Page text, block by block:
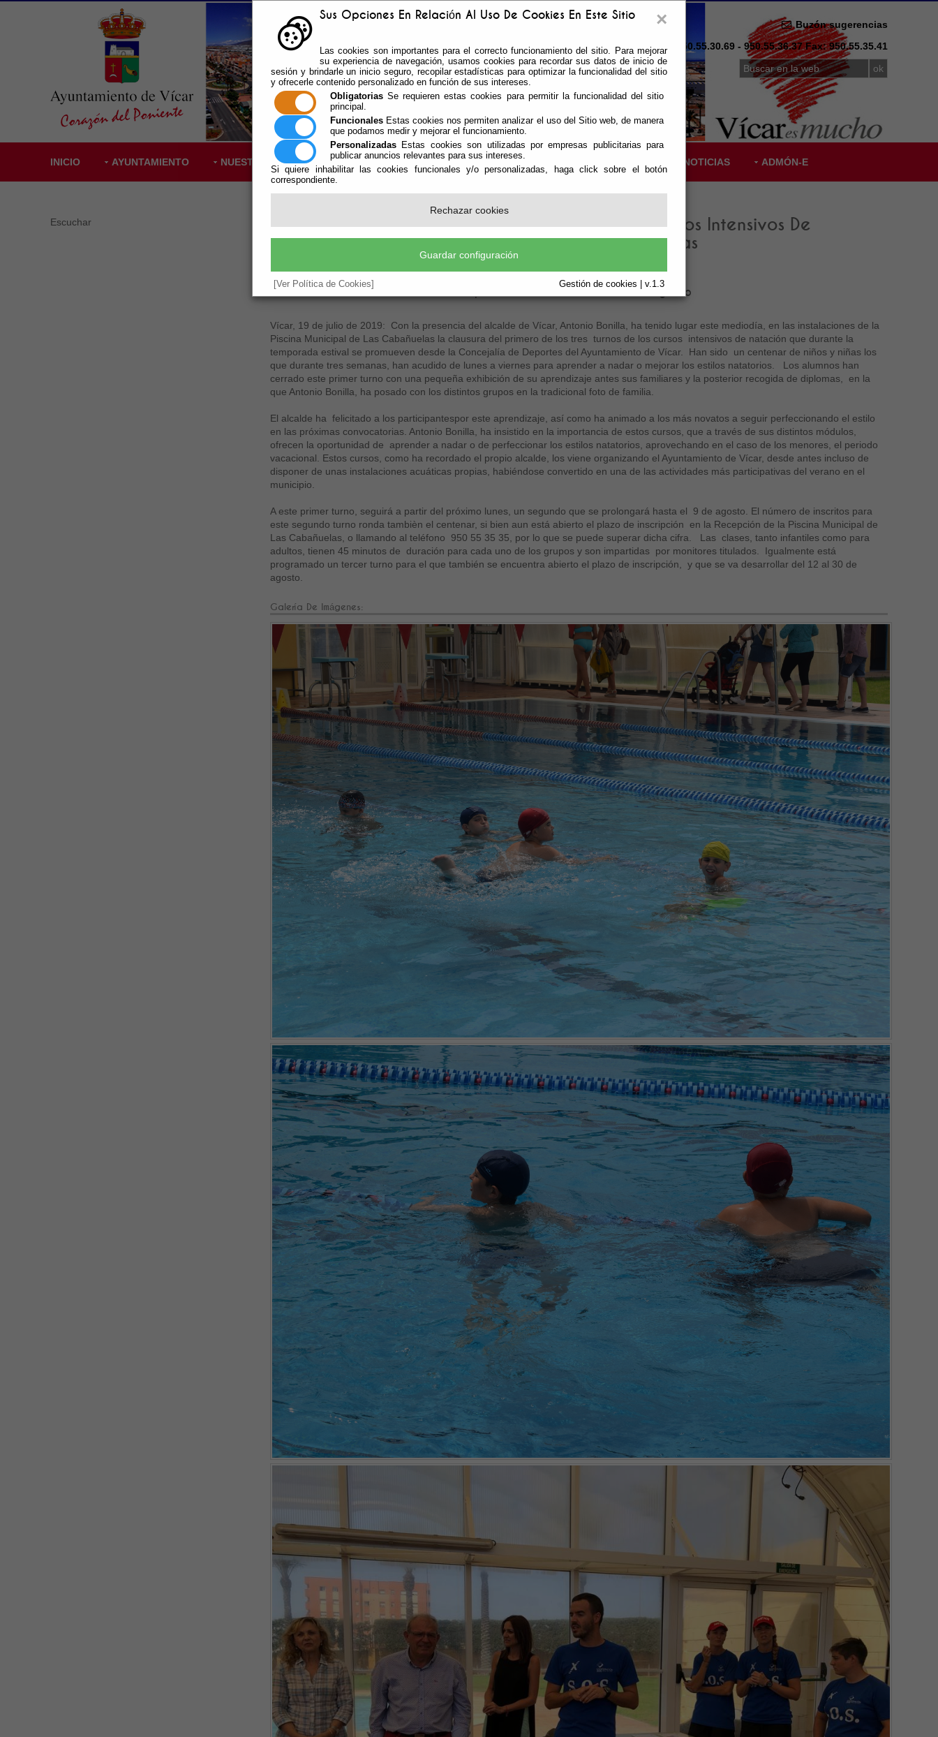
×
Sus Opciones En Relación Al Uso De Cookies En Este Sitio
Las cookies son importantes para el correcto funcionamiento del sitio. Para mejorar
su experiencia de navegación, usamos cookies para recordar sus datos de inicio de
sesión y brindarle un inicio seguro, recopilar estadísticas para optimizar la funcionalidad del sitio
y ofrecerle contenido personalizado en función de sus intereses.
Obligatorias Se requieren estas cookies para permitir la funcionalidad del sitio
principal.
Funcionales Estas cookies nos permiten analizar el uso del Sitio web, de manera
que podamos medir y mejorar el funcionamiento.
Personalizadas Estas cookies son utilizadas por empresas publicitarias para
publicar anuncios relevantes para sus intereses.
Si quiere inhabilitar las cookies funcionales y/o personalizadas, haga click sobre el botón
correspondiente.
Rechazar cookies
Guardar configuración
[Ver Política de Cookies] Gestión de cookies | v.1.3
Buzón sugerencias
Telf: 950.55.30.69 - 950.55.36.37 Fax: 950.55.35.41
INICIO AYUNTAMIENTO NUESTRO PUEBLO ÁREAS DE GOBIERNO TABLÓN Y ACTAS NOTICIAS ADMÓN-E
Escuchar
Antonio Bonilla Clausura El Primer Turno De Los Cursos Intensivos De
Natación En La Piscina Municipal De Las Cabañuelas
No vigente.
Ha Contado Con Un Centenar De Participantes Y El Lunes Da Comienzo El Segundo
Vícar, 19 de julio de 2019: Con la presencia del alcalde de Vícar, Antonio Bonilla, ha tenido lugar este mediodía, en las instalaciones de la
Piscina Municipal de Las Cabañuelas la clausura del primero de los tres turnos de los cursos intensivos de natación que durante la
temporada estival se promueven desde la Concejalía de Deportes del Ayuntamiento de Vícar. Han sido un centenar de niños y niñas los
que durante tres semanas, han acudido de lunes a viernes para aprender a nadar o mejorar los estilos natatorios. Los alumnos han
cerrado este primer turno con una pequeña exhibición de su aprendizaje antes sus familiares y la posterior recogida de diplomas, en la
que Antonio Bonilla, ha posado con los distintos grupos en la tradicional foto de familia.
El alcalde ha felicitado a los participantespor este aprendizaje, así como ha animado a los más novatos a seguir perfeccionando el estilo
en las próximas convocatorias. Antonio Bonilla, ha insistido en la importancia de estos cursos, que a través de sus distintos módulos,
ofrecen la oportunidad de aprender a nadar o de perfeccionar los estilos natatorios, aprovechando en el caso de los menores, el periodo
vacacional. Estos cursos, como ha recordado el propio alcalde, los viene organizando el Ayuntamiento de Vícar, desde antes incluso de
disponer de unas instalaciones acuáticas propias, habiéndose convertido en una de las actividades más participativas del verano en el
municipio.
A este primer turno, seguirá a partir del próximo lunes, un segundo que se prolongará hasta el 9 de agosto. El número de inscritos para
este segundo turno ronda tambièn el centenar, si bien aun está abierto el plazo de inscripción en la Recepción de la Piscina Municipal de
Las Cabañuelas, o llamando al teléfono 950 55 35 35, por lo que se puede superar dicha cifra. Las clases, tanto infantiles como para
adultos, tienen 45 minutos de duración para cada uno de los grupos y son impartidas por monitores titulados. Igualmente está
programado un tercer turno para el que también se encuentra abierto el plazo de inscripción, y que se va desarrollar del 12 al 30 de
agosto.
Galería De Imágenes: